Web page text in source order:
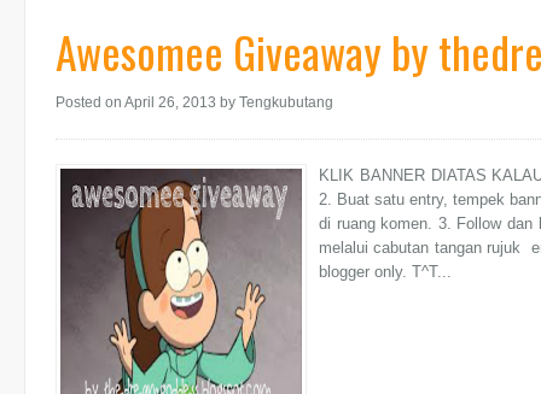
Awesomee Giveaway by
Posted on April 26, 2013 by Tengkubutang
KLIK BANNER DIATAS
2. Buat satu entry, tempek
di ruang komen. 3. Follow dan
melalui cabutan tangan rujuk
blogger only. T^T...